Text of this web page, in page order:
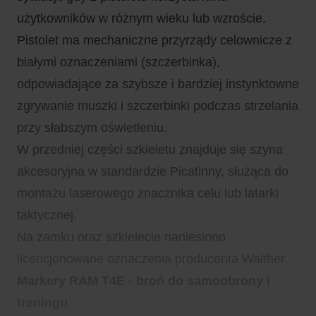
użytkowników w różnym wieku lub wzroście.
Pistolet ma mechaniczne przyrządy celownicze z
białymi oznaczeniami (szczerbinka),
odpowiadające za szybsze i bardziej instynktowne
zgrywanie muszki i szczerbinki podczas strzelania
przy słabszym oświetleniu.
W przedniej części szkieletu znajduje się szyna
akcesoryjna w standardzie Picatinny, służąca do
montażu laserowego znacznika celu lub latarki